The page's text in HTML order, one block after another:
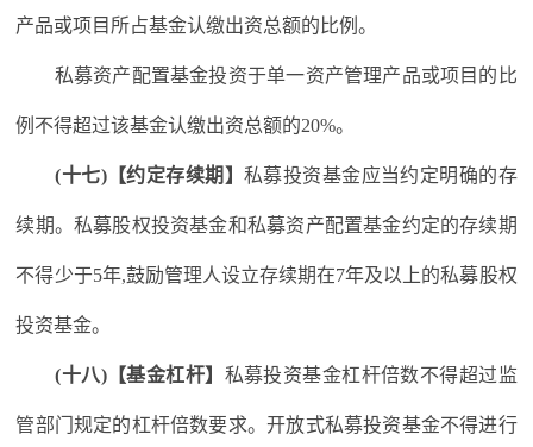
产品或项目所占基金认缴出资总额的比例。
私募资产配置基金投资于单一资产管理产品或项目的比
例不得超过该基金认缴出资总额的20%。
(十七)【约定存续期】私募投资基金应当约定明确的存
续期。私募股权投资基金和私募资产配置基金约定的存续期
不得少于5年,鼓励管理人设立存续期在7年及以上的私募股权
投资基金。
(十八)【基金杠杆】 私募投资基金杠杆倍数不得超过监
管部门规定的杠杆倍数要求。开放式私募投资基金不得进行